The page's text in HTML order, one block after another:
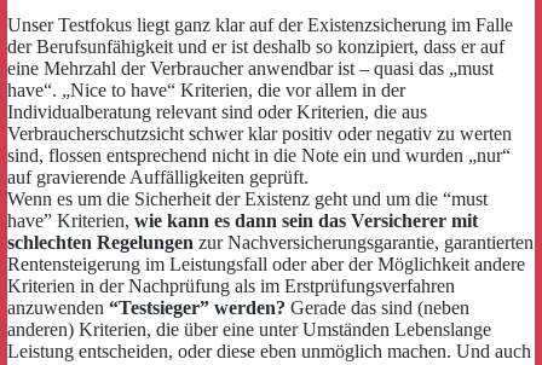
Unser Testfokus liegt ganz klar auf der Existenzsicherung im Falle
der Berufsunfähigkeit und er ist deshalb so konzipiert, dass er auf
eine Mehrzahl der Verbraucher anwendbar ist – quasi das „must
have“. „Nice to have“ Kriterien, die vor allem in der
Individualberatung relevant sind oder Kriterien, die aus
Verbraucherschutzsicht schwer klar positiv oder negativ zu werten
sind, flossen entsprechend nicht in die Note ein und wurden „nur“
auf gravierende Auffälligkeiten geprüft.
Wenn es um die Sicherheit der Existenz geht und um die “must
have” Kriterien, wie kann es dann sein das Versicherer mit
schlechten Regelungen zur Nachversicherungsgarantie, garantierten
Rentensteigerung im Leistungsfall oder aber der Möglichkeit andere
Kriterien in der Nachprüfung als im Erstprüfungsverfahren
anzuwenden “Testsieger” werden? Gerade das sind (neben
anderen) Kriterien, die über eine unter Umständen Lebenslange
Leistung entscheiden, oder diese eben unmöglich machen. Und auch